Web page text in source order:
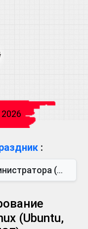
:
— праздник, который отмечается...
(Ubuntu,